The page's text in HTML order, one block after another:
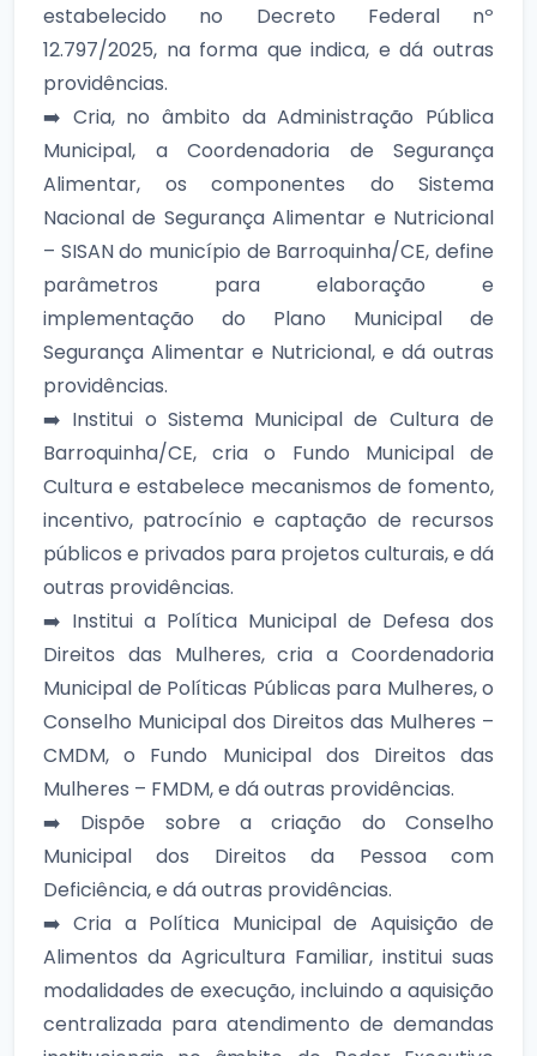
estabelecido no Decreto Federal nº
12.797/2025, na forma que indica, e dá outras
providências.
➡️ Cria, no âmbito da Administração Pública
Municipal, a Coordenadoria de Segurança
Alimentar, os componentes do Sistema
Nacional de Segurança Alimentar e Nutricional
– SISAN do município de Barroquinha/CE, define
parâmetros para elaboração e
implementação do Plano Municipal de
Segurança Alimentar e Nutricional, e dá outras
providências.
➡️ Institui o Sistema Municipal de Cultura de
Barroquinha/CE, cria o Fundo Municipal de
Cultura e estabelece mecanismos de fomento,
incentivo, patrocínio e captação de recursos
públicos e privados para projetos culturais, e dá
outras providências.
➡️ Institui a Política Municipal de Defesa dos
Direitos das Mulheres, cria a Coordenadoria
Municipal de Políticas Públicas para Mulheres, o
Conselho Municipal dos Direitos das Mulheres –
CMDM, o Fundo Municipal dos Direitos das
Mulheres – FMDM, e dá outras providências.
➡️ Dispõe sobre a criação do Conselho
Municipal dos Direitos da Pessoa com
Deficiência, e dá outras providências.
➡️ Cria a Política Municipal de Aquisição de
Alimentos da Agricultura Familiar, institui suas
modalidades de execução, incluindo a aquisição
centralizada para atendimento de demandas